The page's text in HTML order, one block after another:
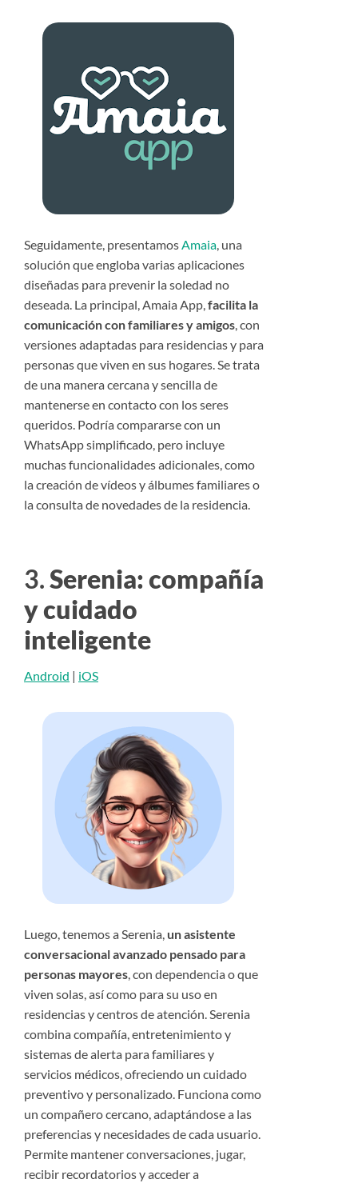
Seguidamente, presentamos Amaia , una
solución que engloba varias aplicaciones
diseñadas para prevenir la soledad no
deseada. La principal, Amaia App, facilita la
comunicación con familiares y amigos , con
versiones adaptadas para residencias y para
personas que viven en sus hogares. Se trata
de una manera cercana y sencilla de
mantenerse en contacto con los seres
queridos. Podría compararse con un
WhatsApp simplificado, pero incluye
muchas funcionalidades adicionales, como
la creación de vídeos y álbumes familiares o
la consulta de novedades de la residencia.
3.Serenia: compañía
y cuidado
inteligente
Android | iOS
Luego, tenemos a Serenia, un asistente
conversacional avanzado pensado para
personas mayores, con dependencia o que
viven solas, así como para su uso en
residencias y centros de atención. Serenia
combina compañía, entretenimiento y
sistemas de alerta para familiares y
servicios médicos, ofreciendo un cuidado
preventivo y personalizado. Funciona como
un compañero cercano, adaptándose a las
preferencias y necesidades de cada usuario.
Permite mantener conversaciones, jugar,
recibir recordatorios y acceder a